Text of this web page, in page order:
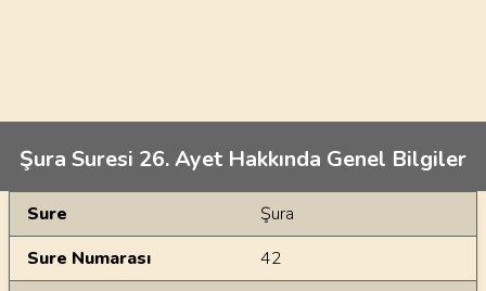
Şura Suresi 26. Ayet Hakkında Genel Bilgiler
Genel Bilgiler
Sure
Şura
Sure Numarası
42